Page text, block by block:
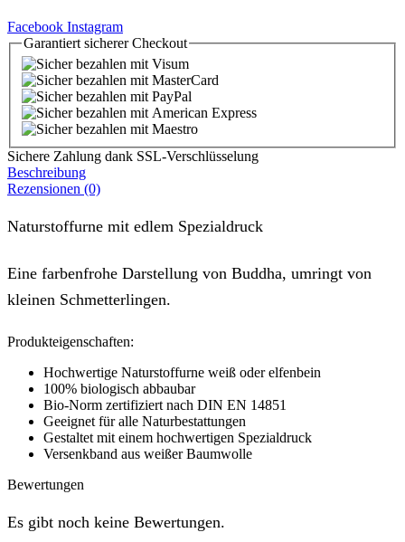
Facebook Instagram
Garantiert sichererCheckout
Sichere Zahlung dank SSL-Verschlüsselung
Beschreibung
Rezensionen (0)
Naturstoffurne mit edlem Spezialdruck
Eine farbenfrohe Darstellung von Buddha, umringt von
kleinen Schmetterlingen.
Produkteigenschaften:
Hochwertige Naturstoffurne weiß oder elfenbein
100% biologisch abbaubar
Bio-Norm zertifiziert nach DIN EN 14851
Geeignet für alle Naturbestattungen
Gestaltet mit einem hochwertigen Spezialdruck
Versenkband aus weißer Baumwolle
Bewertungen
Es gibt noch keine Bewertungen.